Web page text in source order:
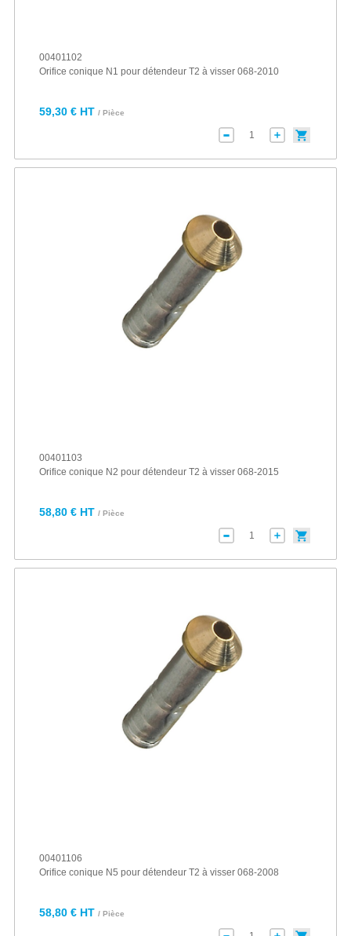
00401102
Orifice conique N1 pour détendeur T2 à visser 068-2010
59,30 € HT / Pièce
00401103
Orifice conique N2 pour détendeur T2 à visser 068-2015
58,80 € HT / Pièce
00401106
Orifice conique N5 pour détendeur T2 à visser 068-2008
58,80 € HT / Pièce